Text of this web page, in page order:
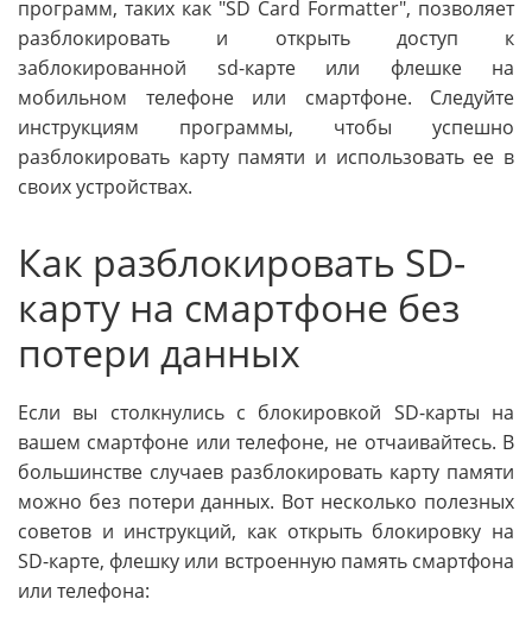
программ, таких как "SD Card Formatter", позволяет
разблокировать и открыть доступ к
заблокированной sd-карте или флешке на
мобильном телефоне или смартфоне. Следуйте
инструкциям программы, чтобы успешно
разблокировать карту памяти и использовать ее в
своих устройствах.
Как разблокировать SD-
карту на смартфоне без
потери данных
Если вы столкнулись с блокировкой SD-карты на
вашем смартфоне или телефоне, не отчаивайтесь. В
большинстве случаев разблокировать карту памяти
можно без потери данных. Вот несколько полезных
советов и инструкций, как открыть блокировку на
SD-карте, флешку или встроенную память смартфона
или телефона: